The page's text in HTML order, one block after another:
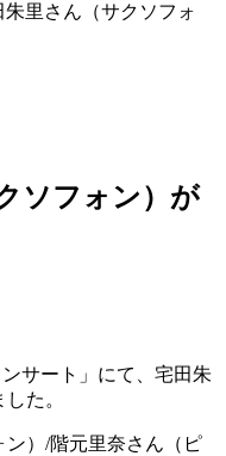
朱里さん（サクソフォ
ソフォン）が
サート」にて、宅田朱
た。
ン）/階元里奈さん（ピ